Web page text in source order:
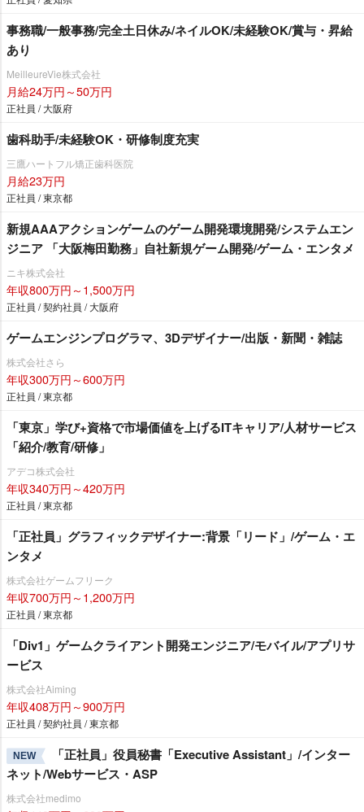
事務職/一般事務/完全土日休み/ネイルOK/未経験OK/賞与・昇給
あり
MeilleureVie株式会社
月給24万円～50万円
正社員 / 大阪府
歯科助手/未経験OK・研修制度充実
三鷹ハートフル矯正歯科医院
月給23万円
正社員 / 東京都
新規AAAアクションゲームのゲーム開発環境開発/システムエン
ジニア 「大阪梅田勤務」自社新規ゲーム開発/ゲーム・エンタメ
ニキ株式会社
年収800万円～1,500万円
正社員 / 契約社員 / 大阪府
ゲームエンジンプログラマ、3Dデザイナー/出版・新聞・雑誌
株式会社さら
年収300万円～600万円
正社員 / 東京都
「東京」学び+資格で市場価値を上げるITキャリア/人材サービス
「紹介/教育/研修」
アデコ株式会社
年収340万円～420万円
正社員 / 東京都
「正社員」グラフィックデザイナー:背景「リード」/ゲーム・エ
ンタメ
株式会社ゲームフリーク
年収700万円～1,200万円
正社員 / 東京都
「Div1」ゲームクライアント開発エンジニア/モバイル/アプリサ
ービス
株式会社Aiming
年収408万円～900万円
正社員 / 契約社員 / 東京都
NEW
「正社員」役員秘書「Executive Assistant」/インター
ネット/Webサービス・ASP
株式会社medimo